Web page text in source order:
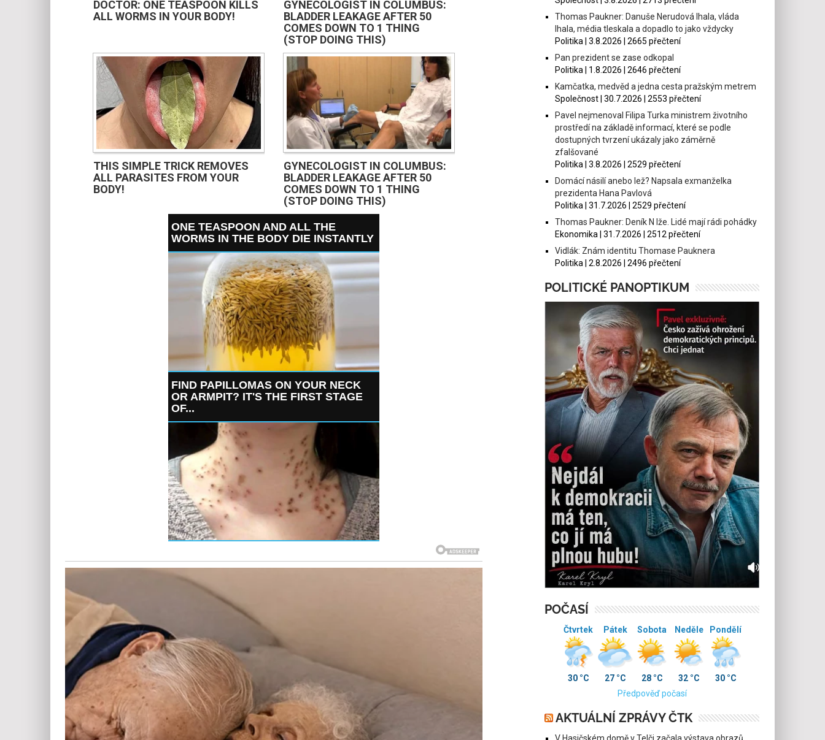
DOCTOR: ONE TEASPOON KILLS
ALL WORMS IN YOUR BODY!
GYNECOLOGIST IN COLUMBUS:
BLADDER LEAKAGE AFTER 50
COMES DOWN TO 1 THING
(STOP DOING THIS)
THIS SIMPLE TRICK REMOVES
ALL PARASITES FROM YOUR
BODY!
GYNECOLOGIST IN COLUMBUS:
BLADDER LEAKAGE AFTER 50
COMES DOWN TO 1 THING
(STOP DOING THIS)
ONE TEASPOON AND ALL THE
WORMS IN THE BODY DIE INSTANTLY
FIND PAPILLOMAS ON YOUR NECK
OR ARMPIT? IT'S THE FIRST STAGE
OF...
Thomas Paukner: Danuše Nerudová lhala, vláda
lhala, média tleskala a dopadlo to jako vždycky
Politika | 3.8.2026 | 2665 přečtení
Pan prezident se zase odkopal
Politika | 1.8.2026 | 2646 přečtení
Kamčatka, medvěd a jedna cesta pražským metrem
Společnost | 30.7.2026 | 2553 přečtení
Pavel nejmenoval Filipa Turka ministrem životního
prostředí na základě informací, které se podle
dostupných tvrzení ukázaly jako záměrně
zfalšované
Politika | 3.8.2026 | 2529 přečtení
Domácí násilí anebo lež? Napsala exmanželka
prezidenta Hana Pavlová
Politika | 31.7.2026 | 2529 přečtení
Thomas Paukner: Deník N lže. Lidé mají rádi pohádky
Ekonomika | 31.7.2026 | 2512 přečtení
Vidlák: Znám identitu Thomase Pauknera
Politika | 2.8.2026 | 2496 přečtení
POLITICKÉ PANOPTIKUM
POČASÍ
Čtvrtek
30 °C
Pátek
27 °C
Sobota
28 °C
Neděle
32 °C
Pondělí
30 °C
Předpověď počasí
AKTUÁLNÍ ZPRÁVY ČTK
V Hasičském domě v Telči začala výstava obrazů